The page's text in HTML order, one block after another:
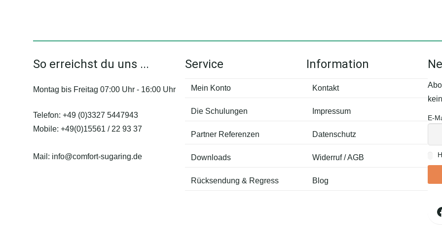
So erreichst du uns ...
Montag bis Freitag 07:00 Uhr - 16:00 Uhr
Telefon:+49 (0)3327 5447943
Mobile:+49(0)15561 / 22 93 37
Mail: info@comfort-sugaring.de
Service
Mein Konto
Die Schulungen
Partner Referenzen
Downloads
Rücksendung & Regress
Information
Kontakt
Impressum
Datenschutz
Widerruf / AGB
Blog
E-